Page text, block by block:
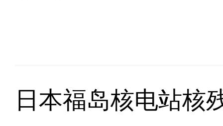
日本福岛核电站核